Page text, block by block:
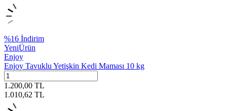
%16 İndirim
YeniÜrün
Enjoy
Enjoy Tavuklu Yetişkin Kedi Maması 10 kg
1.200,00 TL
1.010,62 TL